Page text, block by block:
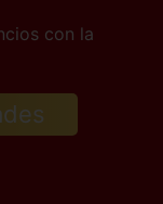
con la